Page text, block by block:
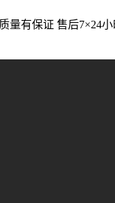
量有保证 售后7×24